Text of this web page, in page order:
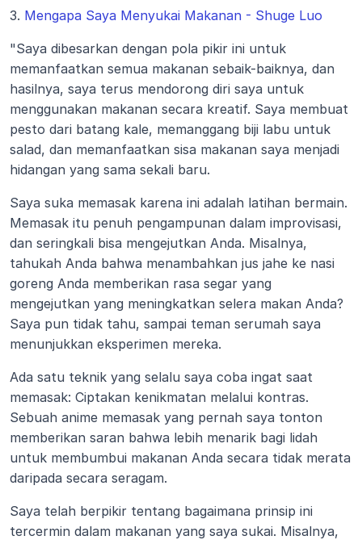
3. Mengapa Saya Menyukai Makanan - Shuge Luo
"Saya dibesarkan dengan pola pikir ini untuk
memanfaatkan semua makanan sebaik-baiknya, dan
hasilnya, saya terus mendorong diri saya untuk
menggunakan makanan secara kreatif. Saya membuat
pesto dari batang kale, memanggang biji labu untuk
salad, dan memanfaatkan sisa makanan saya menjadi
hidangan yang sama sekali baru.
Saya suka memasak karena ini adalah latihan bermain.
Memasak itu penuh pengampunan dalam improvisasi,
dan seringkali bisa mengejutkan Anda. Misalnya,
tahukah Anda bahwa menambahkan jus jahe ke nasi
goreng Anda memberikan rasa segar yang
mengejutkan yang meningkatkan selera makan Anda?
Saya pun tidak tahu, sampai teman serumah saya
menunjukkan eksperimen mereka.
Ada satu teknik yang selalu saya coba ingat saat
memasak: Ciptakan kenikmatan melalui kontras.
Sebuah anime memasak yang pernah saya tonton
memberikan saran bahwa lebih menarik bagi lidah
untuk membumbui makanan Anda secara tidak merata
daripada secara seragam.
Saya telah berpikir tentang bagaimana prinsip ini
tercermin dalam makanan yang saya sukai. Misalnya,